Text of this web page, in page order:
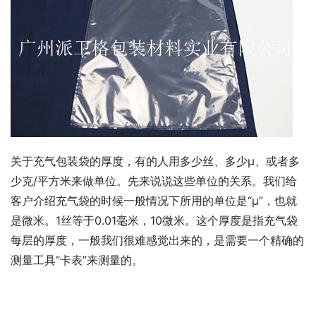
关于充气包装袋的厚度，有的人用多少丝、多少μ、或者多
少克/平方米来做单位。先来说说这些单位的关系。我们给
客户介绍充气袋的时候一般情况下所用的单位是“μ”，也就
是微米。1丝等于0.01毫米，10微米。这个厚度是指充气袋
每层的厚度，一般我们很难感觉出来的，是需要一个精确的
测量工具“卡表”来测量的。